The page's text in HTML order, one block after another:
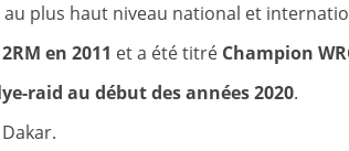
plus haut niveau national et
en 2011 et a été titré Champion
raid au début des années 2020.